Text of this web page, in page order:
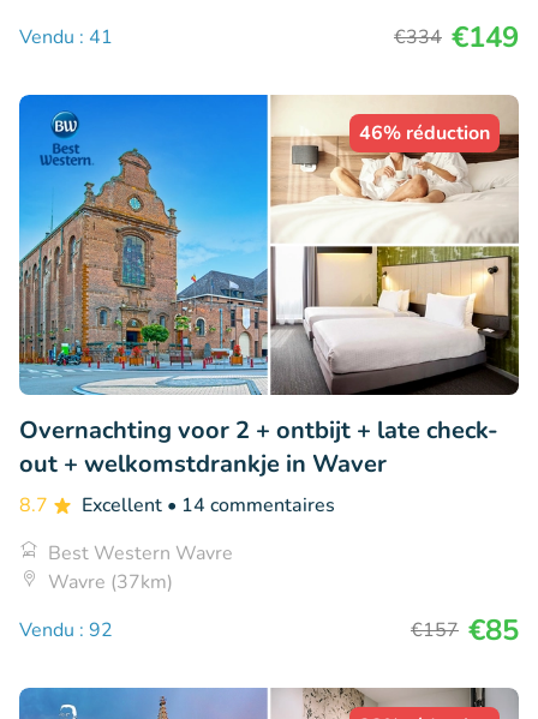
Vendu : 41
€334 €149
46% réduction
Overnachting voor 2 + ontbijt + late check-
out + welkomstdrankje in Waver
8.7 Excellent • 14 commentaires
Best Western Wavre
Wavre (37km)
Vendu : 92
€157 €85